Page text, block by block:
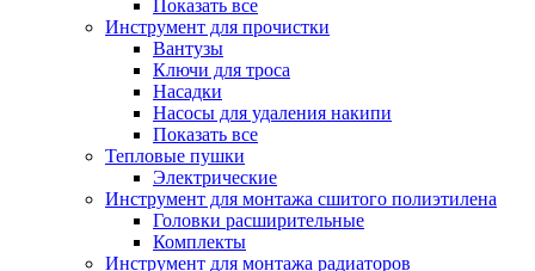
Показать все
Инструмент для прочистки
Вантузы
Ключи для троса
Насадки
Насосы для удаления накипи
Показать все
Тепловые пушки
Электрические
Инструмент для монтажа сшитого полиэтилена
Головки расширительные
Комплекты
Инструмент для монтажа радиаторов